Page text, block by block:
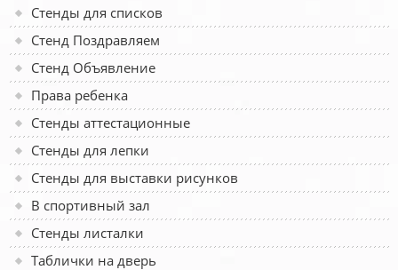
Стенды для списков
Стенд Поздравляем
Стенд Объявление
Права ребенка
Стенды аттестационные
Стенды для лепки
Стенды для выставки рисунков
В спортивный зал
Стенды листалки
Таблички на дверь